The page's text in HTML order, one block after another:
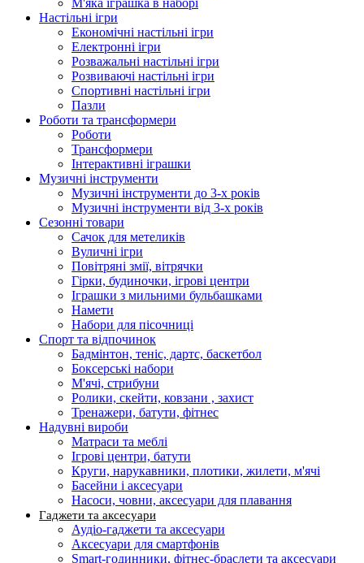
М'яка іграшка в наборі
Настільні ігри
Економічні настільні ігри
Електронні ігри
Розважальні настільні ігри
Розвиваючі настільні ігри
Спортивні настільні ігри
Пазли
Роботи та трансформери
Роботи
Трансформери
Інтерактивні іграшки
Музичні інструменти
Музичні інструменти до 3-х років
Музичні інструменти від 3-х років
Сезонні товари
Сачок для метеликів
Вуличні ігри
Повітряні змії, вітрячки
Гірки, будиночки, ігрові центри
Іграшки з мильними бульбашками
Намети
Набори для пісочниці
Спорт та відпочинок
Бадмінтон, теніс, дартс, баскетбол
Боксерські набори
М'ячі, стрибуни
Ролики, скейти, ковзани , захист
Тренажери, батути, фітнес
Надувні вироби
Матраси та меблі
Ігрові центри, батути
Круги, нарукавники, плотики, жилети, м'ячі
Басейни і аксесуари
Насоси, човни, аксесуари для плавання
Гаджети та аксесуари
Аудіо-гаджети та аксесуари
Аксесуари для смартфонів
Smart-годинники, фітнес-браслети та аксесуари